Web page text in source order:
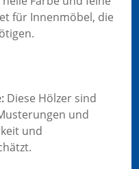
für Innenmöbel, die
Diese Hölzer sind
und
und